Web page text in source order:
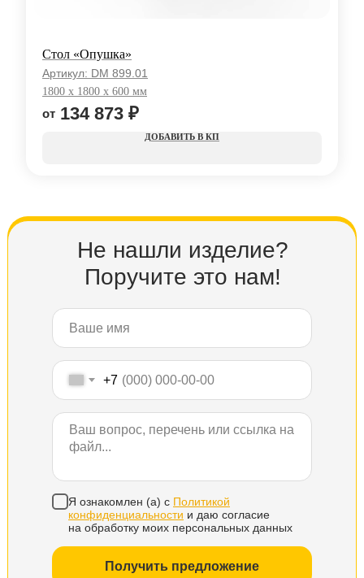
Стол «Опушка»
Артикул: DM 899.01
1800 x 1800 x 600 мм
134 873 ₽
КП
Не нашли изделие?
Поручите это нам!
+7
Я ознакомлен (а) с Политикой
конфиденциальности и даю согласие
на обработку моих персональных данных
Получить предложение